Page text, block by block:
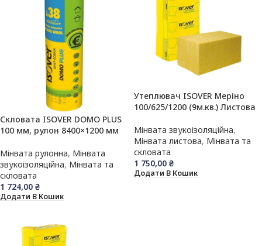
Скловата ISOVER DOMO PLUS
100 мм, рулон 8400×1200 мм
Мінвата рулонна, Мінвата
звукоізоляційна, Мінвата та
скловата
1 724,00 ₴
Додати В Кошик
Утеплювач ISOVER Меріно
100/625/1200 (9м.кв.) Листова
Мінвата звукоізоляційна,
Мінвата листова, Мінвата та
скловата
1 750,00 ₴
Додати В Кошик